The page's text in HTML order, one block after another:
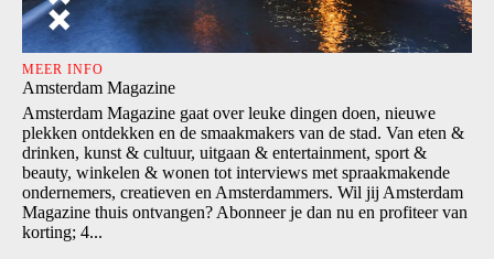
MEER INFO
Amsterdam Magazine
Amsterdam Magazine gaat over leuke dingen doen, nieuwe
plekken ontdekken en de smaakmakers van de stad. Van eten &
drinken, kunst & cultuur, uitgaan & entertainment, sport &
beauty, winkelen & wonen tot interviews met spraakmakende
ondernemers, creatieven en Amsterdammers. Wil jij Amsterdam
Magazine thuis ontvangen? Abonneer je dan nu en profiteer van
korting; 4...